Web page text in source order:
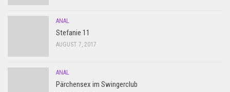
ANAL
Stefanie 11
AUGUST 7, 2017
ANAL
Pärchensex im Swingerclub